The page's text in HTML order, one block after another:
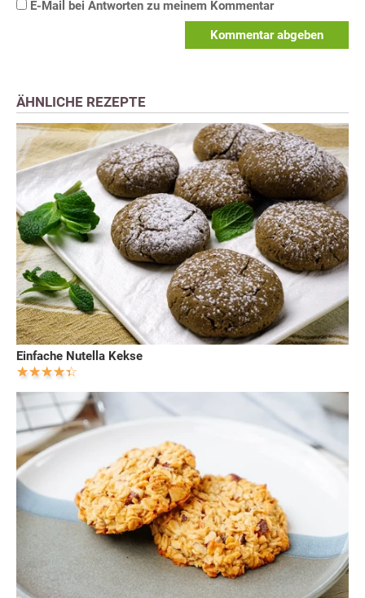
E-Mail bei Antworten zu meinem Kommentar
Kommentar abgeben
ÄHNLICHE REZEPTE
Einfache Nutella Kekse